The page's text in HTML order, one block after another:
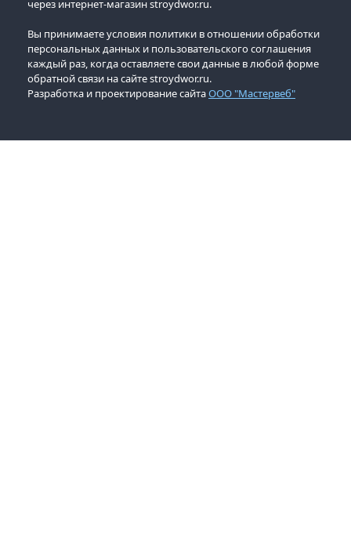
через интернет-магазин stroydwor.ru.
Вы принимаете условия политики в отношении обработки
персональных данных и пользовательского соглашения
каждый раз, когда оставляете свои данные в любой форме
обратной связи на сайте stroydwor.ru.
Разработка и проектирование сайтаООО "Мастервеб"